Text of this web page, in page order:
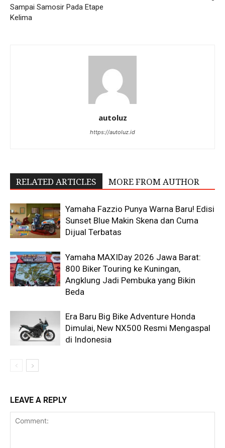
Sampai Samosir Pada Etape
Kelima
autoluz
https://autoluz.id
RELATED ARTICLES MORE FROM AUTHOR
Yamaha Fazzio Punya Warna Baru! Edisi
Sunset Blue Makin Skena dan Cuma
Dijual Terbatas
Yamaha MAXIDay 2026 Jawa Barat:
800 Biker Touring ke Kuningan,
Angklung Jadi Pembuka yang Bikin
Beda
Era Baru Big Bike Adventure Honda
Dimulai, New NX500 Resmi Mengaspal
di Indonesia
LEAVE A REPLY